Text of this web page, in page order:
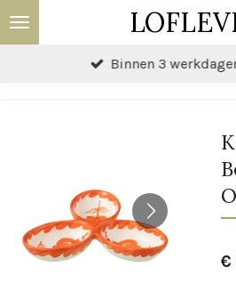
Ga
direct
Binnen 3
€